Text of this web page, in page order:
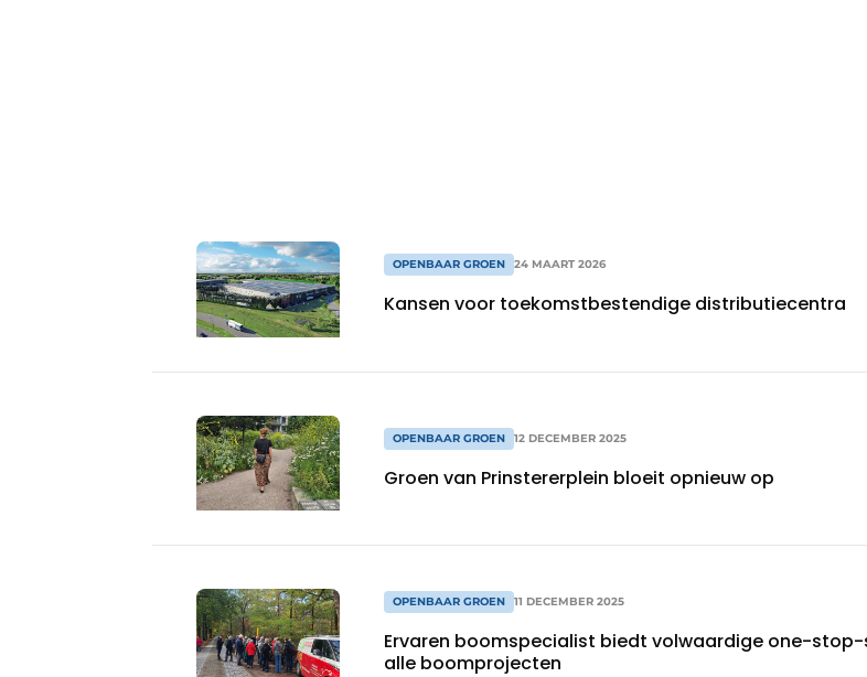
OPENBAAR GROEN 24 MAART 2026
Kansen voor toekomstbestendige distributiecentra
OPENBAAR GROEN 12 DECEMBER 2025
Groen van Prinstererplein bloeit opnieuw op
OPENBAAR GROEN 11 DECEMBER 2025
Ervaren boomspecialist biedt volwaardige one-
alle boomprojecten